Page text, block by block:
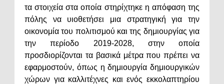
τα στοιχεία στα οποία στηρίχτηκε η απόφαση της
πόλης να υιοθετήσει μια στρατηγική για την
οικονομία του πολιτισμού και της δημιουργίας για
την περίοδο 2019-2028, στην οποία
προσδιορίζονται τα βασικά μέτρα που πρέπει να
εφαρμοστούν, όπως η δημιουργία δημιουργικών
χώρων για καλλιτέχνες και ενός εκκολαπτηρίου